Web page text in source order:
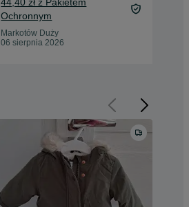
Ochronnym
Markotów Duży
06 sierpnia 2026